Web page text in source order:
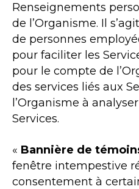
Renseignements
de l’Organisme. Il
de personnes
pour faciliter les
pour le compte de
des services liés aux
l’Organisme à
Services.
« Bannière de
fenêtre intempestive
consentement à